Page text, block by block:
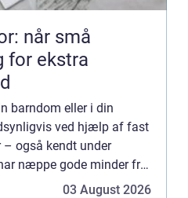
når små
for ekstra
barndom eller i din
ved hjælp af fast
– også kendt under
næppe gode minder fra
03 August 2026